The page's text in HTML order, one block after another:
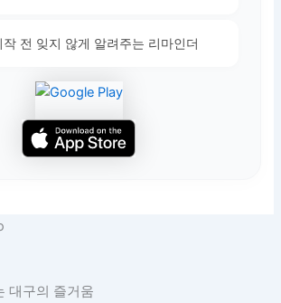
작 전 잊지 않게 알려주는 리마인더
대구의 즐거움